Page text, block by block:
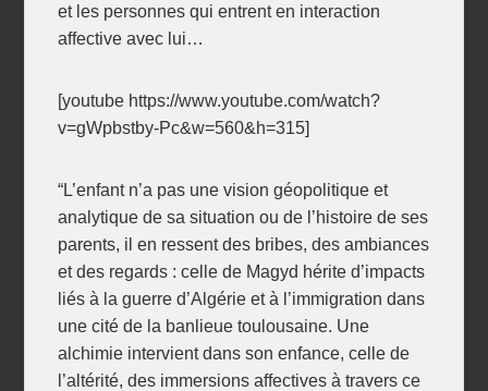
et les personnes qui entrent en interaction
affective avec lui…
[youtube https://www.youtube.com/watch?
v=gWpbstby-Pc&w=560&h=315]
“L’enfant n’a pas une vision géopolitique et
analytique de sa situation ou de l’histoire de ses
parents, il en ressent des bribes, des ambiances
et des regards : celle de Magyd hérite d’impacts
liés à la guerre d’Algérie et à l’immigration dans
une cité de la banlieue toulousaine. Une
alchimie intervient dans son enfance, celle de
l’altérité, des immersions affectives à travers ce